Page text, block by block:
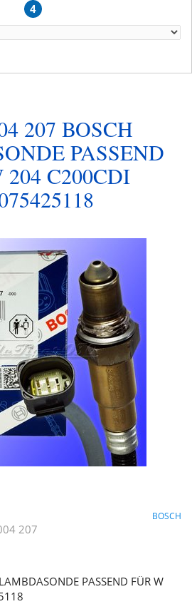
4
207 BOSCH
PASSEND
204 C200CDI
BOSCH
207
PASSEND FÜR W